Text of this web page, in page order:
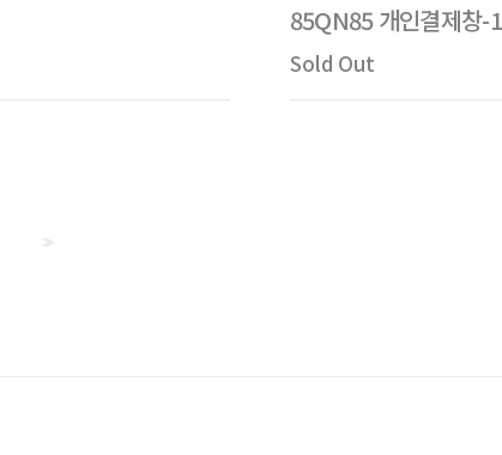
85QN85 개인결제창-
Sold Out
>>